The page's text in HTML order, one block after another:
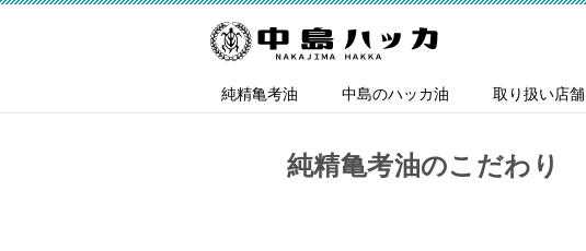
純精亀考油 中島のハッカ油 取り扱い店舗
純精亀考油のこだわり